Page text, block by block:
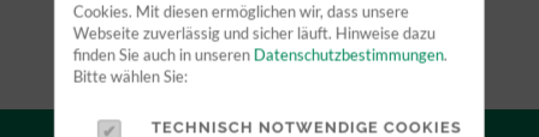
Cookies. Mit diesen ermöglichen wir, dass unsere
Webseite zuverlässig und sicher läuft. Hinweise dazu
finden Sie auch in unseren Datenschutzbestimmungen.
Bitte wählen Sie:
TECHNISCH NOTWENDIGE COOKIES